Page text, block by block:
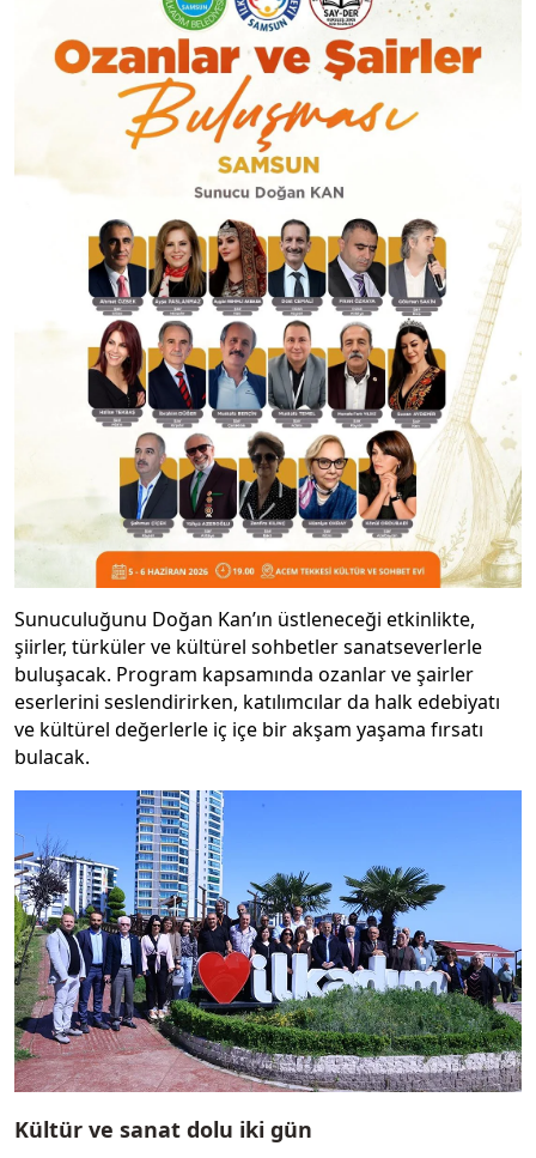
Sunuculuğunu Doğan Kan’ın üstleneceği etkinlikte,
şiirler, türküler ve kültürel sohbetler sanatseverlerle
buluşacak. Program kapsamında ozanlar ve şairler
eserlerini seslendirirken, katılımcılar da halk edebiyatı
ve kültürel değerlerle iç içe bir akşam yaşama fırsatı
bulacak.
Kültür ve sanat dolu iki gün